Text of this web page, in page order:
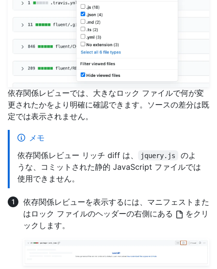
依存関係レビューでは、大きなロック ファイルで何が変
更されたかをより明確に確認できます。ソースの差分は既
定では表示されません。
メモ
依存関係レビュー リッチ diff は、
jquery.js
のよ
うな、コミットされた静的 JavaScript ファイルでは
使用できません。
依存関係レビューを表示するには、マニフェストまた
はロック ファイルのヘッダーの右側にある
をクリ
ックします。